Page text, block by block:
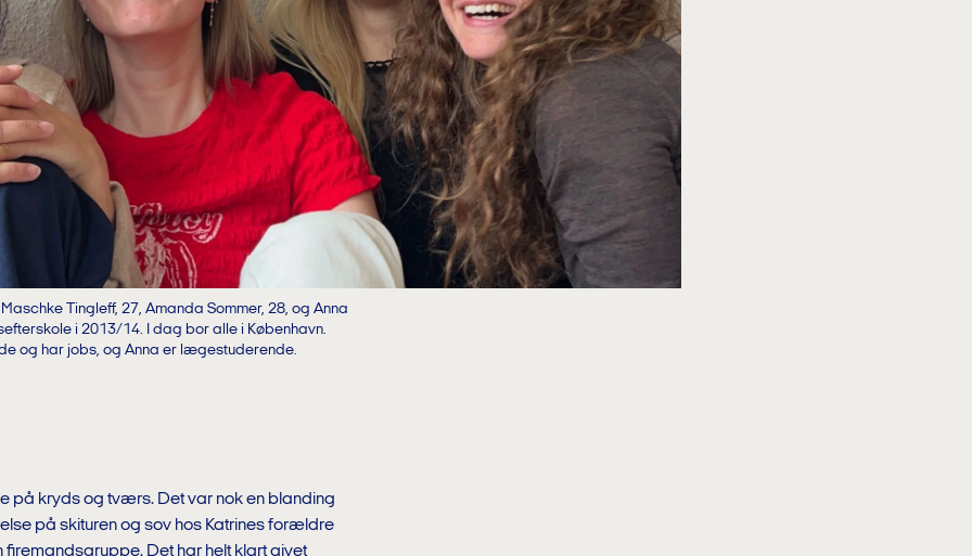
Tingleff, 27, Amanda Sommer, 28, og Anna
i 2013/14. I dag bor alle i København.
og har jobs, og Anna er lægestuderende.
på kryds og tværs. Det var nok en blanding
på skituren og sov hos Katrines forældre
Det har helt klart givet